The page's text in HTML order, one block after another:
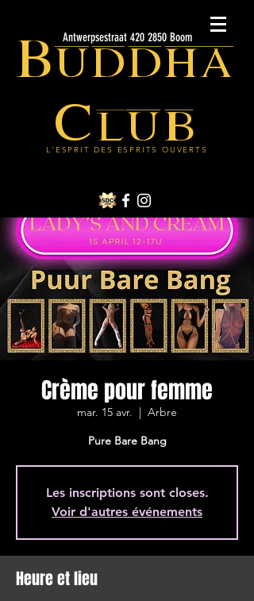
Buddha
Club
L'ESPRIT DES ESPRITS OUVERTS
Antwerpsestraat 420 2850 Boom
Crème pour femme
mar. 15 avr.
  |
Arbre
Pure Bare Bang
Les inscriptions sont closes.
Voir d'autres événements
Heure et lieu